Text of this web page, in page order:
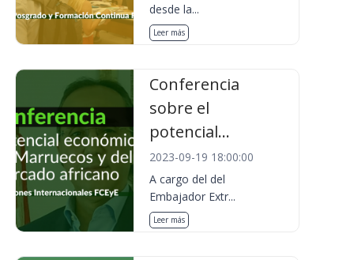
desde la...
Leer más
Conferencia
sobre el
potencial...
2023-09-19 18:00:00
A cargo del del
Embajador Extr...
Leer más